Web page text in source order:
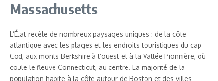
Massachusetts
L’État recèle de nombreux paysages uniques : de la côte
atlantique avec les plages et les endroits touristiques du cap
Cod, aux monts Berkshire à l’ouest et à la Vallée Pionnière, où
coule le fleuve Connecticut, au centre. La majorité de la
population habite à la côte autour de Boston et des villes